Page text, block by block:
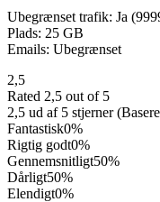
Ubegrænset trafik: Ja
Plads: 25 GB
Emails: Ubegrænset
2,5
Rated 2,5 out of 5
2,5 ud af 5 stjerner
Fantastisk0%
Rigtig godt0%
Gennemsnitligt50%
Dårligt50%
Elendigt0%